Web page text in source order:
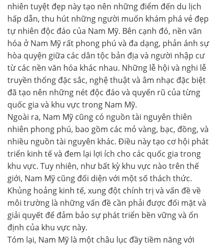
nhiên tuyệt đẹp này tạo nên những điểm đến du lịch
hấp dẫn, thu hút những người muốn khám phá vẻ đẹp
tự nhiên độc đáo của Nam Mỹ. Bên cạnh đó, nền văn
hóa ở Nam Mỹ rất phong phú và đa dạng, phản ánh sự
hòa quyện giữa các dân tộc bản địa và người nhập cư
từ các nền văn hóa khác nhau. Những lễ hội và nghi lễ
truyền thống đặc sắc, nghệ thuật và âm nhạc đặc biệt
đã tạo nên những nét độc đáo và quyến rũ của từng
quốc gia và khu vực trong Nam Mỹ.
Ngoài ra, Nam Mỹ cũng có nguồn tài nguyên thiên
nhiên phong phú, bao gồm các mỏ vàng, bạc, đồng, và
nhiều nguồn tài nguyên khác. Điều này tạo cơ hội phát
triển kinh tế và đem lại lợi ích cho các quốc gia trong
khu vực. Tuy nhiên, như bất kỳ khu vực nào trên thế
giới, Nam Mỹ cũng đối diện với một số thách thức.
Khủng hoảng kinh tế, xung đột chính trị và vấn đề về
môi trường là những vấn đề cần phải được đối mặt và
giải quyết để đảm bảo sự phát triển bền vững và ổn
định của khu vực này.
Tóm lại, Nam Mỹ là một châu lục đầy tiềm năng với